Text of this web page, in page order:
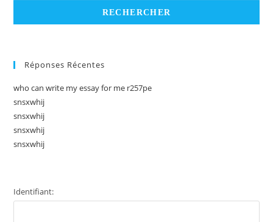
Réponses Récentes
who can write my essay for me r257pe
snsxwhij
snsxwhij
snsxwhij
snsxwhij
Identifiant: